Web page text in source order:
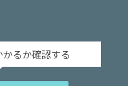
るか確認する